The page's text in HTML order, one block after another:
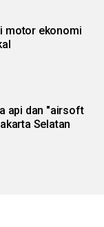
motor ekonomi
api dan "airsoft
Selatan